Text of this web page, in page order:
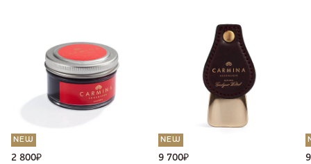
NEW
2 800₽
NEW
9 700₽